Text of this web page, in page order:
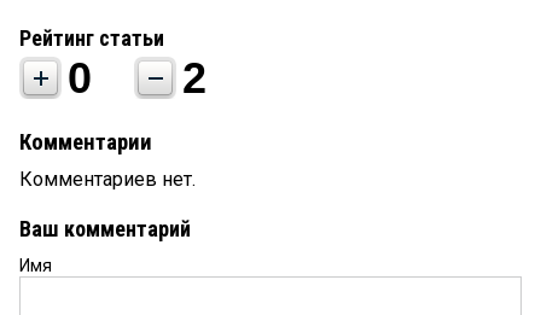
Рейтинг статьи
0 2
Комментарии
Комментариев нет.
Ваш комментарий
Имя